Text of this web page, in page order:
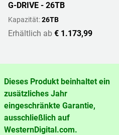
G-DRIVE - 26TB
Kapazität:26TB
Erhältlich ab € 1.173,99
Dieses Produkt beinhaltet ein
zusätzliches Jahr
eingeschränkte Garantie,
ausschließlich auf
WesternDigital.com.